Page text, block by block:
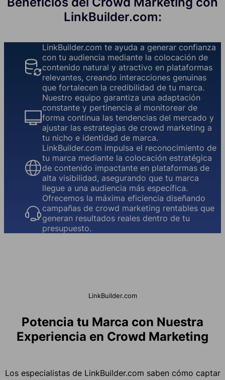
LinkBuilder.com:
LinkBuilder.com te ayuda a generar confianza
con tu audiencia mediante la colocación de
contenido natural y atractivo en plataformas
relevantes, creando interacciones genuinas
que fortalecen la credibilidad de tu marca.
Nuestro equipo garantiza una adaptación
constante y pertinencia al monitorear de
forma continua las tendencias del mercado y
ajustar las estrategias de crowd marketing a
tu nicho e identidad de marca.
LinkBuilder.com impulsa el reconocimiento de
tu marca mediante la colocación estratégica
de contenido impactante en plataformas de
alta visibilidad, asegurando que tu marca
llegue a una audiencia más específica.
Ofrecemos la máxima eficiencia diseñando
campañas de crowd marketing rentables que
generan resultados reales dentro de tu
presupuesto.
LinkBuilder.com
Potencia tu Marca con Nuestra
Experiencia en Crowd Marketing
Los especialistas de LinkBuilder.com saben cómo captar